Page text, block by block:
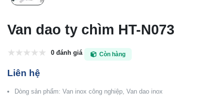
Van dao ty chìm HT-N073
0 đánh giá Còn hàng
Liên hệ
Dòng sản phẩm: Van inox công nghiệp, Van dao inox